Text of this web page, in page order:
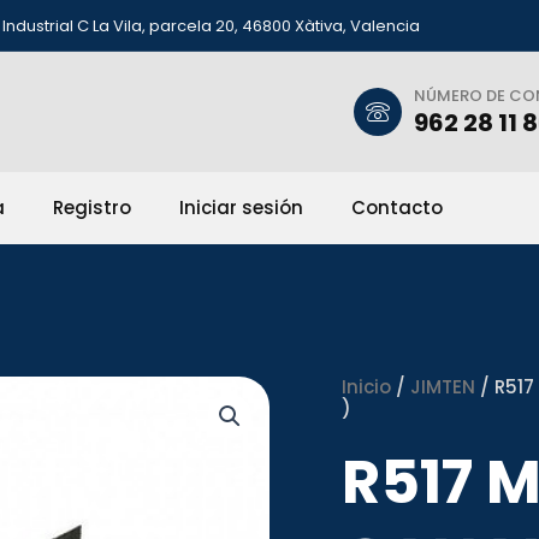
C La Vila, parcela 20, 46800 Xàtiva, Valencia
NÚMERO DE
962 28 11
Registro Iniciar sesión Contacto
Inicio / JIMTEN / R517
)
R517